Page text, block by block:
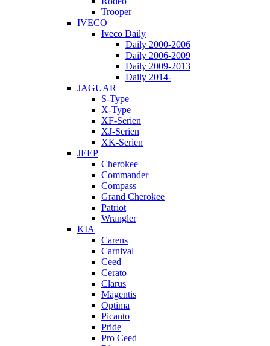
Trooper
IVECO
Iveco Daily
Daily 2000-2006
Daily 2006-2009
Daily 2009-2013
Daily 2014-
JAGUAR
S-Type
X-Type
XF-Serien
XJ-Serien
XK-Serien
JEEP
Cherokee
Commander
Compass
Grand Cherokee
Patriot
Wrangler
KIA
Carens
Carnival
Ceed
Cerato
Clarus
Magentis
Optima
Picanto
Pride
Pro Ceed